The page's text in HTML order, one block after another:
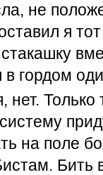
не
я
в гордом
нет.
на поле
Бить